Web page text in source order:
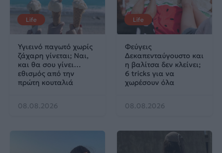
Life
Υγιεινό παγωτό χωρίς
ζάχαρη γίνεται; Ναι,
και θα σου γίνει…
εθισμός από την
πρώτη κουταλιά
08.08.2026
Life
Φεύγεις
Δεκαπενταύγουστο και
η βαλίτσα δεν κλείνει;
6 tricks για να
χωρέσουν όλα
08.08.2026